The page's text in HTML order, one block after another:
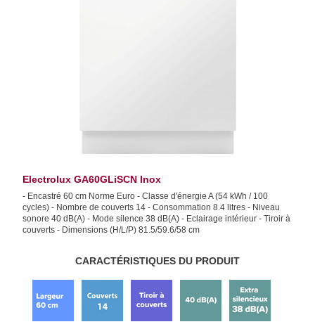
Electrolux GA60GLiSCN Inox
- Encastré 60 cm Norme Euro - Classe d'énergie A (54 kWh / 100
cycles) - Nombre de couverts 14 - Consommation 8.4 litres - Niveau
sonore 40 dB(A) - Mode silence 38 dB(A) - Eclairage intérieur - Tiroir à
couverts - Dimensions (H/L/P) 81.5/59.6/58 cm
CARACTÉRISTIQUES DU PRODUIT